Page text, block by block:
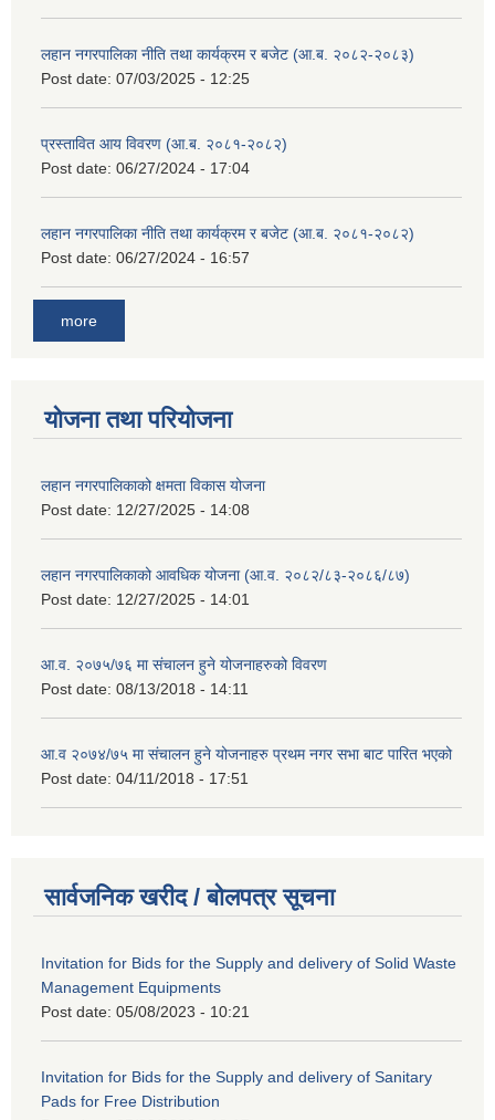
लहान नगरपालिका नीति तथा कार्यक्रम र बजेट (आ.ब. २०८२-२०८३)
Post date: 07/03/2025 - 12:25
प्रस्तावित आय विवरण (आ.ब. २०८१-२०८२)
Post date: 06/27/2024 - 17:04
लहान नगरपालिका नीति तथा कार्यक्रम र बजेट (आ.ब. २०८१-२०८२)
Post date: 06/27/2024 - 16:57
more
योजना तथा परियोजना
लहान नगरपालिकाको क्षमता विकास योजना
Post date: 12/27/2025 - 14:08
लहान नगरपालिकाको आवधिक योजना (आ.व. २०८२/८३-२०८६/८७)
Post date: 12/27/2025 - 14:01
आ.व. २०७५/७६ मा संचालन हुने योजनाहरुको विवरण
Post date: 08/13/2018 - 14:11
आ.व २०७४/७५ मा संचालन हुने योजनाहरु प्रथम नगर सभा बाट पारित भएको
Post date: 04/11/2018 - 17:51
सार्वजनिक खरीद / बोलपत्र सूचना
Invitation for Bids for the Supply and delivery of Solid Waste
Management Equipments
Post date: 05/08/2023 - 10:21
Invitation for Bids for the Supply and delivery of Sanitary
Pads for Free Distribution